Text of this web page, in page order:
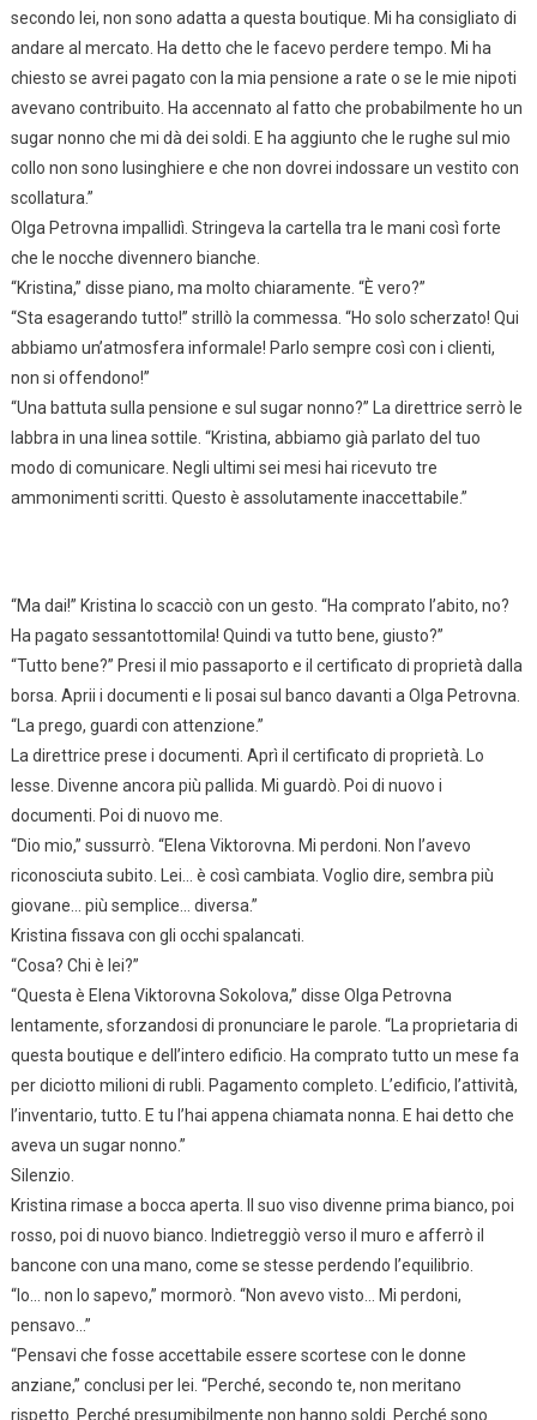
secondo lei, non sono adatta a questa boutique. Mi ha consigliato di
andare al mercato. Ha detto che le facevo perdere tempo. Mi ha
chiesto se avrei pagato con la mia pensione a rate o se le mie nipoti
avevano contribuito. Ha accennato al fatto che probabilmente ho un
sugar nonno che mi dà dei soldi. E ha aggiunto che le rughe sul mio
collo non sono lusinghiere e che non dovrei indossare un vestito con
scollatura.”
Olga Petrovna impallidì. Stringeva la cartella tra le mani così forte
che le nocche divennero bianche.
“Kristina,” disse piano, ma molto chiaramente. “È vero?”
“Sta esagerando tutto!” strillò la commessa. “Ho solo scherzato! Qui
abbiamo un’atmosfera informale! Parlo sempre così con i clienti,
non si offendono!”
“Una battuta sulla pensione e sul sugar nonno?” La direttrice serrò le
labbra in una linea sottile. “Kristina, abbiamo già parlato del tuo
modo di comunicare. Negli ultimi sei mesi hai ricevuto tre
ammonimenti scritti. Questo è assolutamente inaccettabile.”
“Ma dai!” Kristina lo scacciò con un gesto. “Ha comprato l’abito, no?
Ha pagato sessantottomila! Quindi va tutto bene, giusto?”
“Tutto bene?” Presi il mio passaporto e il certificato di proprietà dalla
borsa. Aprii i documenti e li posai sul banco davanti a Olga Petrovna.
“La prego, guardi con attenzione.”
La direttrice prese i documenti. Aprì il certificato di proprietà. Lo
lesse. Divenne ancora più pallida. Mi guardò. Poi di nuovo i
documenti. Poi di nuovo me.
“Dio mio,” sussurrò. “Elena Viktorovna. Mi perdoni. Non l’avevo
riconosciuta subito. Lei… è così cambiata. Voglio dire, sembra più
giovane… più semplice… diversa.”
Kristina fissava con gli occhi spalancati.
“Cosa? Chi è lei?”
“Questa è Elena Viktorovna Sokolova,” disse Olga Petrovna
lentamente, sforzandosi di pronunciare le parole. “La proprietaria di
questa boutique e dell’intero edificio. Ha comprato tutto un mese fa
per diciotto milioni di rubli. Pagamento completo. L’edificio, l’attività,
l’inventario, tutto. E tu l’hai appena chiamata nonna. E hai detto che
aveva un sugar nonno.”
Silenzio.
Kristina rimase a bocca aperta. Il suo viso divenne prima bianco, poi
rosso, poi di nuovo bianco. Indietreggiò verso il muro e afferrò il
bancone con una mano, come se stesse perdendo l’equilibrio.
“Io… non lo sapevo,” mormorò. “Non avevo visto… Mi perdoni,
pensavo…”
“Pensavi che fosse accettabile essere scortese con le donne
anziane,” conclusi per lei. “Perché, secondo te, non meritano
rispetto. Perché presumibilmente non hanno soldi. Perché sono